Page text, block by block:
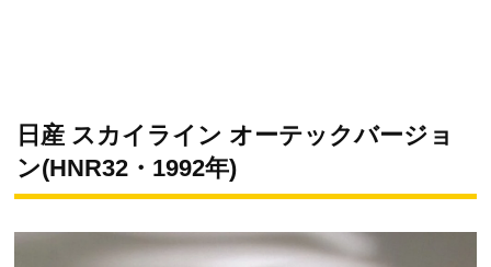
日産 スカイライン オーテックバージョ
ン(HNR32・1992年)